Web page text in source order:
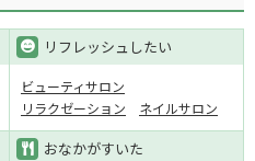
リフレッシュしたい
ビューティサロン
リラクゼーション
ネイルサロン
おなかがすいた